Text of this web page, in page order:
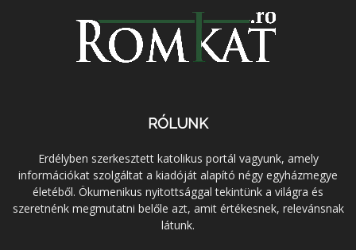
RÓLUNK
Erdélyben szerkesztett katolikus portál vagyunk, amely
információkat szolgáltat a kiadóját alapító négy egyházmegye
életéből. Ökumenikus nyitottsággal tekintünk a világra és
szeretnénk megmutatni belőle azt, amit értékesnek, relevánsnak
látunk.